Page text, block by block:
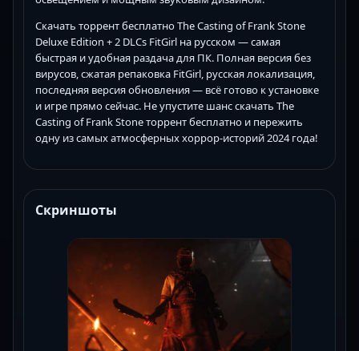
Скачать торрент бесплатно The Casting of Frank Stone
Deluxe Edition + 2 DLCs FitGirl на русском — самая
быстрая и удобная раздача для ПК. Полная версия без
вирусов, сжатая репаковка FitGirl, русская локализация,
последняя версия обновления — всё готово к установке
и игре прямо сейчас. Не упустите шанс скачать The
Casting of Frank Stone торрент бесплатно и пережить
одну из самых атмосферных хоррор-историй 2024 года!
Скриншоты